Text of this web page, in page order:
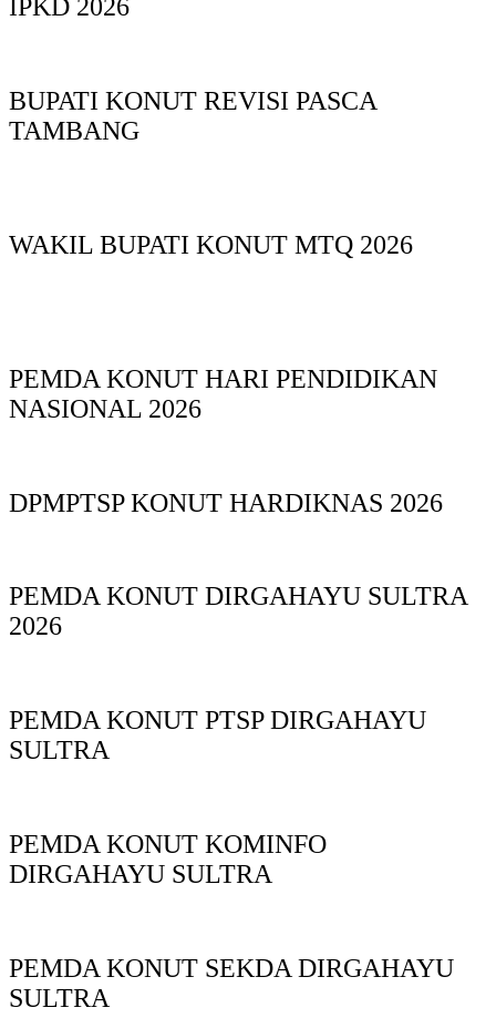
IPKD 2026
BUPATI KONUT REVISI PASCA
TAMBANG
WAKIL BUPATI KONUT MTQ 2026
PEMDA KONUT HARI PENDIDIKAN
NASIONAL 2026
DPMPTSP KONUT HARDIKNAS 2026
PEMDA KONUT DIRGAHAYU SULTRA
2026
PEMDA KONUT PTSP DIRGAHAYU
SULTRA
PEMDA KONUT KOMINFO
DIRGAHAYU SULTRA
PEMDA KONUT SEKDA DIRGAHAYU
SULTRA